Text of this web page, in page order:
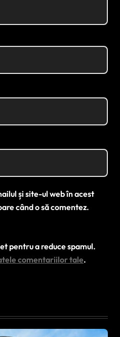
și site-ul web în acest
când o să comentez.
pentru a reduce spamul.
comentariilor tale.